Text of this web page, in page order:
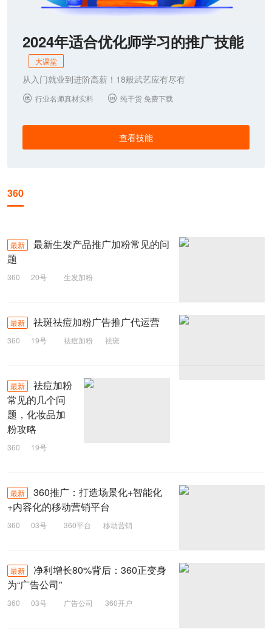
2024年适合优化师学习的推广技能
大课堂
从入门就业到进阶高薪！18般武艺应有尽有
 行业名师真材实料  纯干货 免费下载
查看技能
360
最新
最新生发产品推广加粉常见的问
题
360 20号 生发加粉
最新 祛斑祛痘加粉广告推广代运营
360 19号 祛痘加粉 祛斑
最新
祛痘加粉
常见的几个问
题，化妆品加
粉攻略
360
19号
最新
360推广：打造场景化+智能化
+内容化的移动营销平台
360 03号 360平台
移动营销
最新
净利增长80%背后：360正变身
为“广告公司”
360 03号 广告公司 360开户